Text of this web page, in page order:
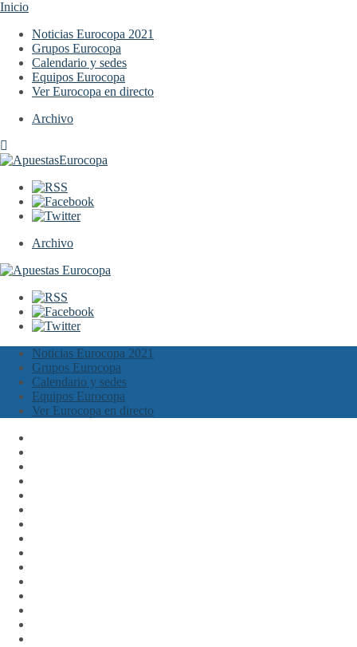
Inicio
Noticias Eurocopa 2021
Grupos Eurocopa
Calendario y sedes
Equipos Eurocopa
Ver Eurocopa en directo
Archivo
Archivo
Noticias Eurocopa 2021
Grupos Eurocopa
Calendario y sedes
Equipos Eurocopa
Ver Eurocopa en directo